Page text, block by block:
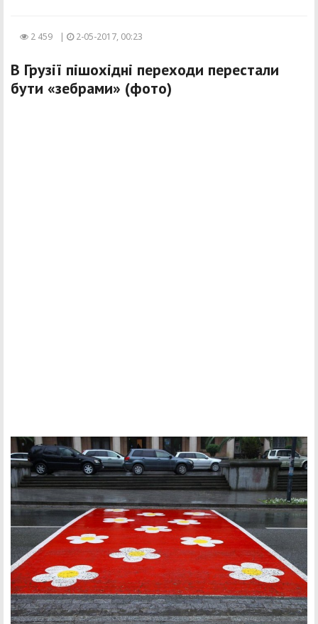
2 459 | 2-05-2017, 00:23
В Грузії пішохідні переходи перестали
бути «зебрами» (фото)